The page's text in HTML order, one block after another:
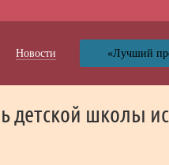
Новости «Лучший
детской школы